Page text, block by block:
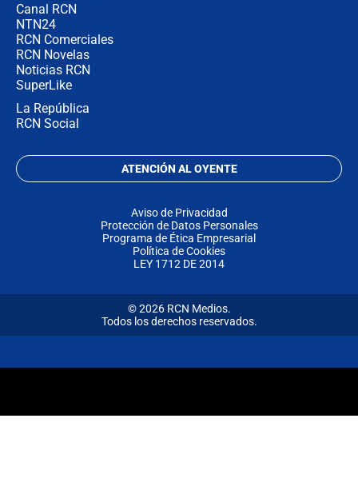
Canal RCN
NTN24
RCN Comerciales
RCN Novelas
Noticias RCN
SuperLike
La República
RCN Social
ATENCIÓN AL OYENTE
Aviso de Privacidad
Protección de Datos Personales
Programa de Ética Empresarial
Política de Cookies
LEY 1712 DE 2014
© 2026 RCN Medios.
Todos los derechos reservados.